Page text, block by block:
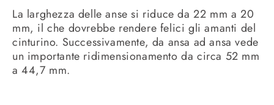
La larghezza delle anse si riduce da 22 mm a 20
mm, il che dovrebbe rendere felici gli amanti del
cinturino. Successivamente, da ansa ad ansa vede
un importante ridimensionamento da circa 52 mm
a 44,7 mm.